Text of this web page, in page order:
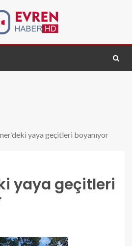
yaya geçitleri boyanıyor
yaya geçitleri